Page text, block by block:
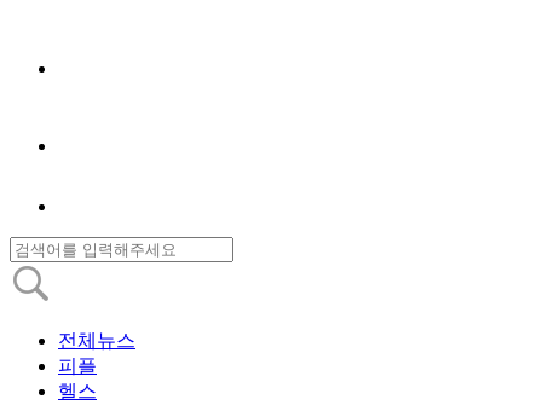
전체뉴스
피플
헬스